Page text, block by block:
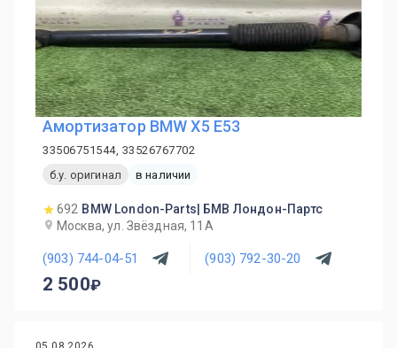
Амортизатор BMW X5 E53
33506751544, 33526767702
б.у. оригинал
в наличии
692 BMW London-Parts| БМВ Лондон-Партс
Москва, ул. Звёздная, 11А
(903) 744-04-51 (903) 792-30-20
2 500